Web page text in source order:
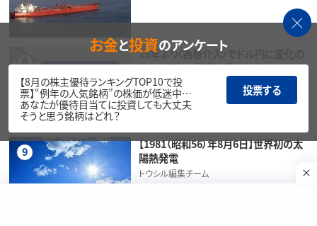
8
15年ぶり〈為替介入〉でドル円に変化の
兆し？円高の恩恵を受けやすい…
佐藤 勝己
9
【1981（昭和56）年8月6日】世界初の太
陽熱発電
トウシル編集チーム
お金と投資のアンケート
【8月の株主優待ランキングTOP10で投
票】“例年の人気銘柄”の株価が低迷中…
あなたが優待目当てに投資しても大丈夫
そうと思う銘柄はどれ？
投票する